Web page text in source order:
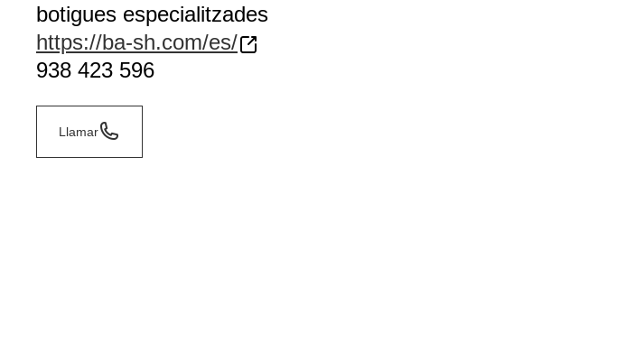
botigues especialitzades
https://ba-sh.com/es/
938 423 596
Llamar